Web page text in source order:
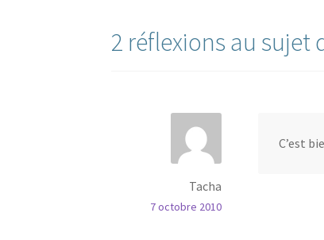
2 réflexions au sujet
Tacha
7 octobre 2010
C’est